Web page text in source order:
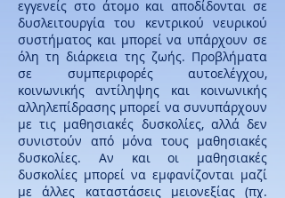
εγγενείς στο άτομο και αποδίδονται σε
δυσλειτουργία του κεντρικού νευρικού
συστήματος και μπορεί να υπάρχουν σε
όλη τη διάρκεια της ζωής. Προβλήματα
σε συμπεριφορές αυτοελέγχου,
κοινωνικής αντίληψης και κοινωνικής
αλληλεπίδρασης μπορεί να συνυπάρχουν
με τις μαθησιακές δυσκολίες, αλλά δεν
συνιστούν από μόνα τους μαθησιακές
δυσκολίες. Αν και οι μαθησιακές
δυσκολίες μπορεί να εμφανίζονται μαζί
με άλλες καταστάσεις μειονεξίας (πχ.